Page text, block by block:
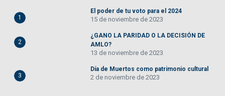
1
El poder de tu voto para el 2024
15 de noviembre de 2023
2
¿GANO LA PARIDAD O LA DECISIÓN DE
AMLO?
13 de noviembre de 2023
3
Día de Muertos como patrimonio cultural
2 de noviembre de 2023